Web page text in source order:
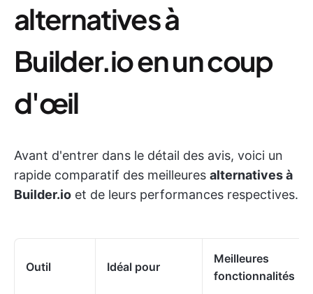
alternatives à
Builder.io en un coup
d'œil
Avant d'entrer dans le détail des avis, voici un
rapide comparatif des meilleures alternatives à
Builder.io et de leurs performances respectives.
Outil Idéal pour
Meilleures
fonctionnalités